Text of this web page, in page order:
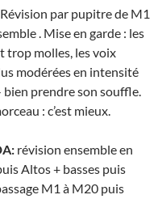
Révision par pupitre de M1
. Mise en garde : les
trop molles, les voix
modérées en intensité
bien prendre son souffle.
: c’est mieux.
révision ensemble en
Altos + basses puis
M1 à M20 puis